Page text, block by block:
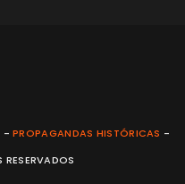
-PROPAGANDAS HISTÓRICAS -